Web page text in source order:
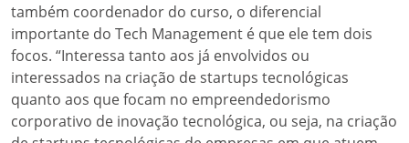
também coordenador do curso, o diferencial
importante do Tech Management é que ele tem dois
focos. “Interessa tanto aos já envolvidos ou
interessados na criação de startups tecnológicas
quanto aos que focam no empreendedorismo
corporativo de inovação tecnológica, ou seja, na criação